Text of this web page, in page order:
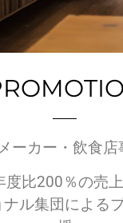
ーカー・飲食店
度比200％の売
ル集団による